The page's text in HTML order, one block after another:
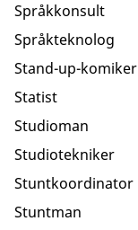
Språkkonsult
Språkteknolog
Stand-up-komiker
Statist
Studioman
Studiotekniker
Stuntkoordinator
Stuntman